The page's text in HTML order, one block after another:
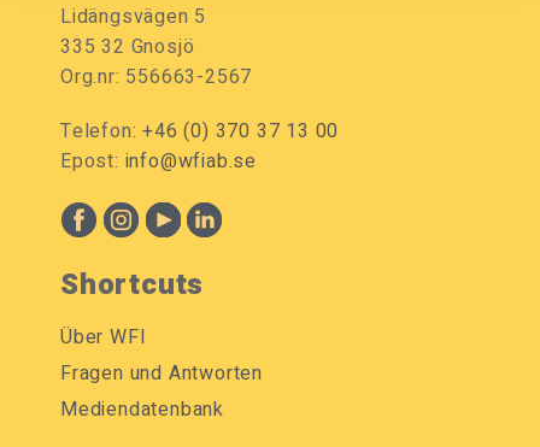
Lidängsvägen 5
335 32 Gnosjö
Org.nr: 556663-2567
Telefon:+46 (0) 370 37 13 00
Epost: info@wfiab.se
Shortcuts
Über WFI
Fragen und Antworten
Mediendatenbank